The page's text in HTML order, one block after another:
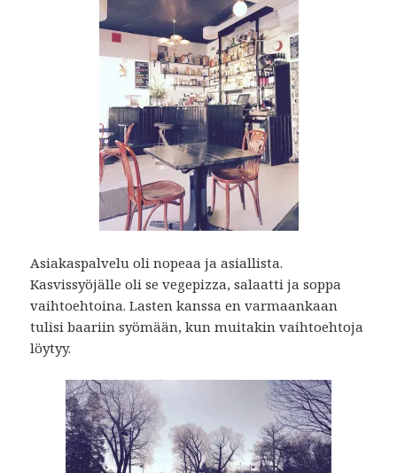
Asiakaspalvelu oli nopeaa ja asiallista.
Kasvissyöjälle oli se vegepizza, salaatti ja soppa
vaihtoehtoina. Lasten kanssa en varmaankaan
tulisi baariin syömään, kun muitakin vaihtoehtoja
löytyy.